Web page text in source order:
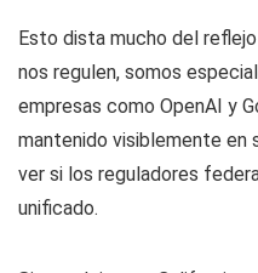
Esto dista mucho del
nos regulen, somos
empresas como OpenAI y
mantenido visiblemente en
ver si los reguladores
unificado.